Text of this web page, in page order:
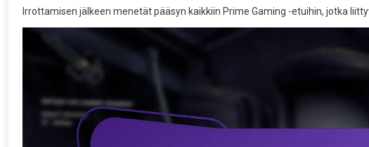
Irrottamisen jälkeen menetät pääsyn kaikkiin Prime Gaming -etuihin, jotka